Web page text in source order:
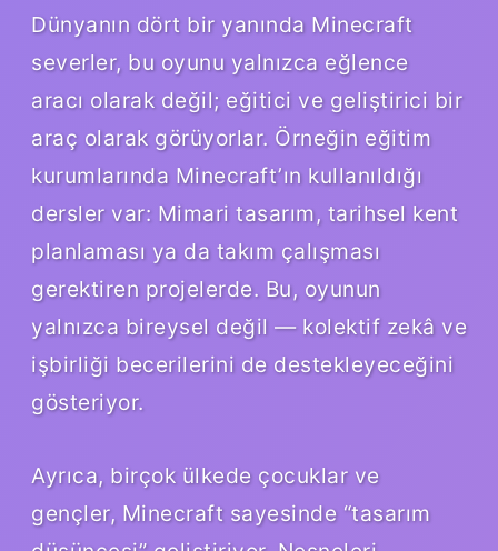
Dünyanın dört bir yanında Minecraft
severler, bu oyunu yalnızca eğlence
aracı olarak değil; eğitici ve geliştirici bir
araç olarak görüyorlar. Örneğin eğitim
kurumlarında Minecraft’ın kullanıldığı
dersler var: Mimari tasarım, tarihsel kent
planlaması ya da takım çalışması
gerektiren projelerde. Bu, oyunun
yalnızca bireysel değil — kolektif zekâ ve
işbirliği becerilerini de destekleyeceğini
gösteriyor.
Ayrıca, birçok ülkede çocuklar ve
gençler, Minecraft sayesinde “tasarım